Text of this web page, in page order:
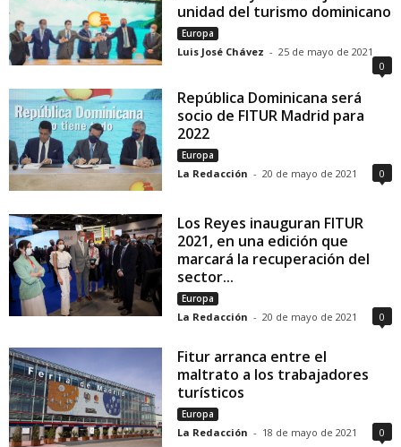
unidad del turismo dominicano
Europa
Luis José Chávez - 25 de mayo de 2021
0
República Dominicana será
socio de FITUR Madrid para
2022
Europa
La Redacción - 20 de mayo de 2021 0
Los Reyes inauguran FITUR
2021, en una edición que
marcará la recuperación del
sector...
Europa
La Redacción - 20 de mayo de 2021 0
Fitur arranca entre el
maltrato a los trabajadores
turísticos
Europa
La Redacción - 18 de mayo de 2021 0